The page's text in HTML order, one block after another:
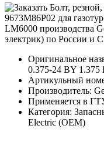
Оригинальное
0.375-24 BY 1.375
Артикульный
Производитель:
Применяется в
Категория:
Electric (OEM)